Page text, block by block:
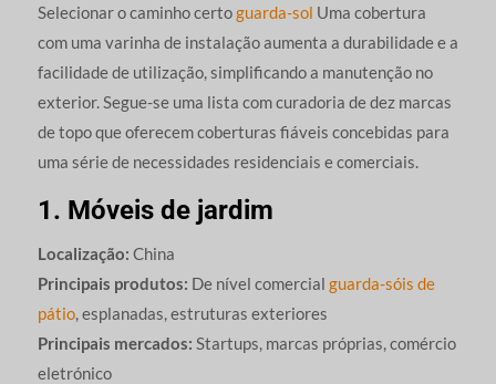
Selecionar o caminho certoguarda-sol Uma cobertura
com uma varinha de instalação aumenta a durabilidade e a
facilidade de utilização, simplificando a manutenção no
exterior. Segue-se uma lista com curadoria de dez marcas
de topo que oferecem coberturas fiáveis concebidas para
uma série de necessidades residenciais e comerciais.
1. Móveis de jardim
Localização: China
Principais produtos: De nível comercial guarda-sóis de
pátio, esplanadas, estruturas exteriores
Principais mercados: Startups, marcas próprias, comércio
eletrónico